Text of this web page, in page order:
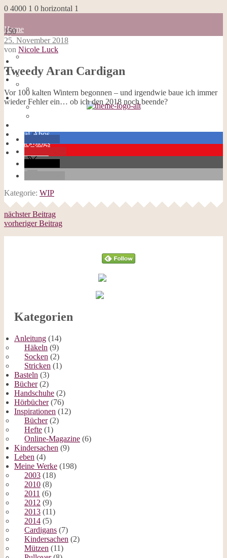
0 4000 1 0 horizontal 1
Home
Blog
about me
Impressum
Datenschutzerklärung
Galerie
Opal-Abos
Strickblogs
Hörbücher
150
Home
Blog
about me
100 Dinge
Impressum
Datenschutzerklärung
Opal-Abos
Strickblogs
Hörbücher
25. November 2018
von Nicole Luck
Tweedy Aran Cardigan
Vor 100 kalten Wintern begonnen – und irgendwie baue ich immer
wieder Fehler ein… ob ich den 2018 noch beende?
Kategorie: WIP
nächster Beitrag
vorheriger Beitrag
Kategorien
Anleitung (14)
Häkeln (9)
Socken (2)
Stricken (1)
Basteln (3)
Bücher(2)
Handschuhe (2)
Hörbücher(76)
Inspirationen (12)
Bücher(2)
Hefte (1)
Online-Magazine (6)
Kindersachen (9)
Leben (4)
Meine Werke (198)
2003 (18)
2010 (8)
2011 (6)
2012 (9)
2013 (11)
2014 (5)
Cardigans (7)
Kindersachen (2)
Mützen (11)